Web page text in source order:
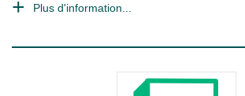
Plus d'information...